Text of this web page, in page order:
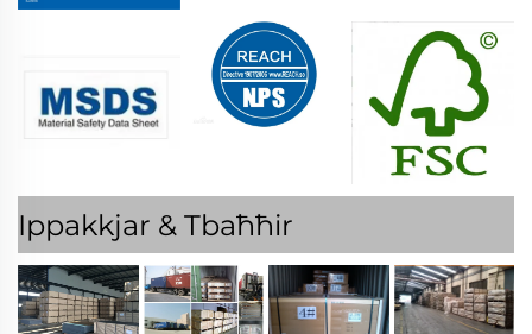
Ippakkjar & Tbaħħir